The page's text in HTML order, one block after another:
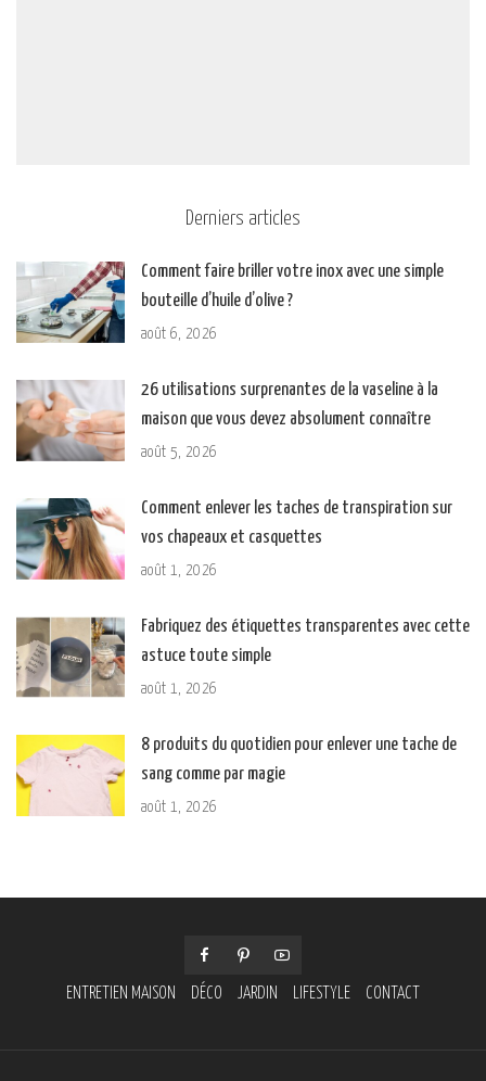
Derniers articles
Comment faire briller votre inox avec une simple
bouteille d’huile d’olive ?
août 6, 2026
26 utilisations surprenantes de la vaseline à la
maison que vous devez absolument connaître
août 5, 2026
Comment enlever les taches de transpiration sur
vos chapeaux et casquettes
août 1, 2026
Fabriquez des étiquettes transparentes avec cette
astuce toute simple
août 1, 2026
8 produits du quotidien pour enlever une tache de
sang comme par magie
août 1, 2026
ENTRETIEN MAISON DÉCO JARDIN LIFESTYLE CONTACT